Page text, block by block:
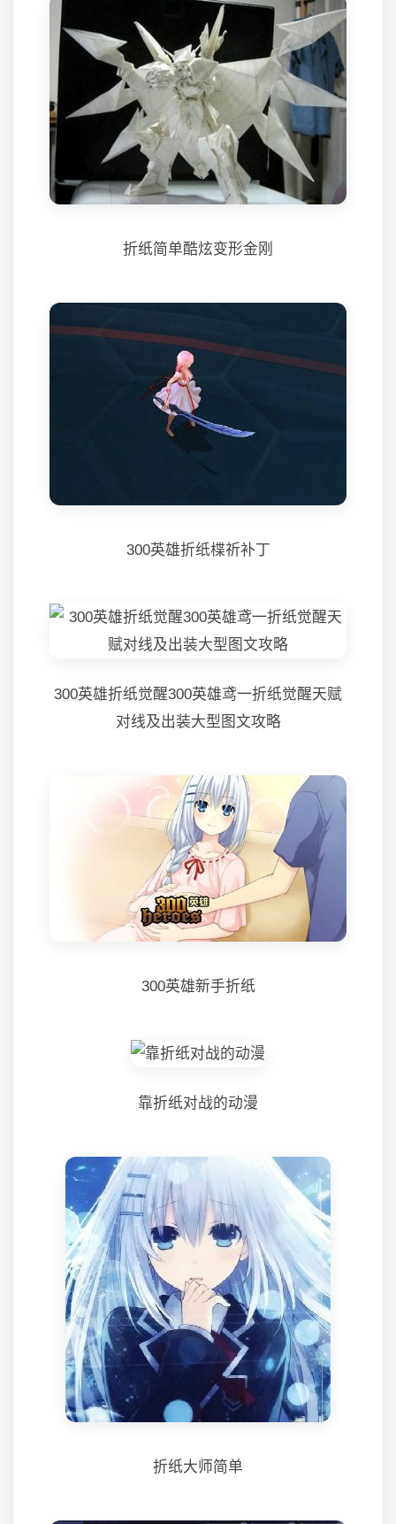
折纸简单酷炫变形金刚
300英雄折纸楪祈补丁
300英雄折纸觉醒300英雄鸢一折纸觉醒天赋
对线及出装大型图文攻略
300英雄新手折纸
靠折纸对战的动漫
折纸大师简单